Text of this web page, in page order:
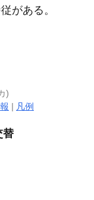
がある。
)
| 凡例
替